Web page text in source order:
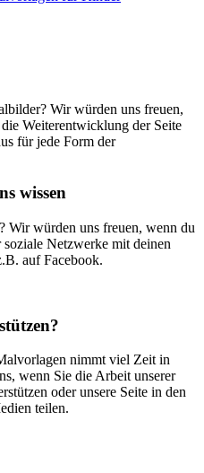
Wir würden uns freuen,
Weiterentwicklung der Seite
für jede Form der
wissen
Wir würden uns freuen, wenn du
Netzwerke mit deinen
auf Facebook.
nimmt viel Zeit in
wenn Sie die Arbeit unserer
oder unsere Seite in den
teilen.